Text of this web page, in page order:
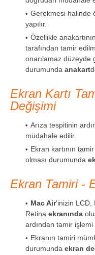
Gerekmesi halinde
yapılır.
Özellikle
tarafından tamir
onarılamaz düzeyde
durumunda anakart
Ekran Kartı
Değişimi
Arıza tespitinin
müdahale edilir.
Ekran kartının
olması durumunda
Ekran Tamiri -
Mac Air'inizin LCD,
Retina ekranında
ardından tamir işlemi
Ekranın tamiri
durumunda ekran